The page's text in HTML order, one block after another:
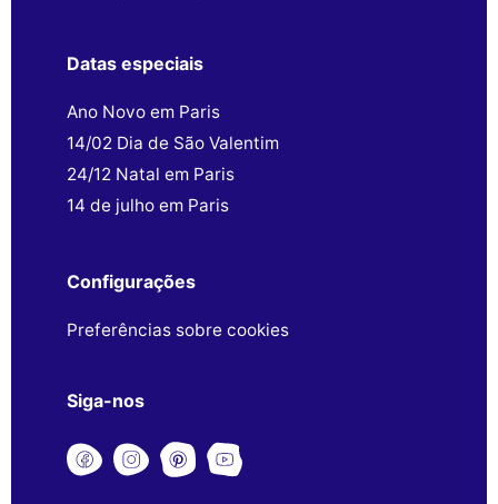
Datas especiais
Ano Novo em Paris
14/02 Dia de São Valentim
24/12 Natal em Paris
14 de julho em Paris
Configurações
Preferências sobre cookies
Siga-nos